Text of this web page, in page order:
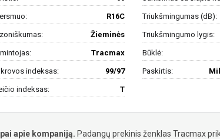
R16C
Žieminės
Tracmax
indeksas: 99/97
indeksas: T
Triukšmingumas (dB):
Triukšmingumo lygis:
Būklė:
Paskirtis:
apie kompaniją. Padangų prekinis ženklas Tracmax